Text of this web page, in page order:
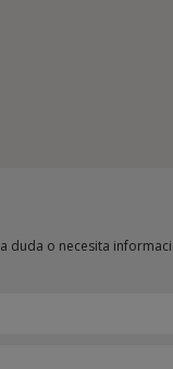
duda o necesita